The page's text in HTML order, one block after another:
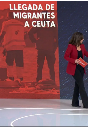
Llegar a España a través del
espigón de Benzu a Ceuta?